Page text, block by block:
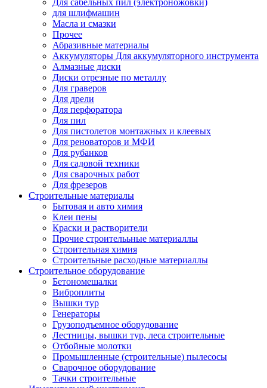
Для сабельных пил (электроножовки)
для шлифмашин
Масла и смазки
Прочее
Абразивные материалы
Аккумуляторы Для аккумуляторного инструмента
Алмазные диски
Диски отрезные по металлу
Для граверов
Для дрели
Для перфоратора
Для пил
Для пистолетов монтажных и клеевых
Для реноваторов и МФИ
Для рубанков
Для садовой техники
Для сварочных работ
Для фрезеров
Строительные материалы
Бытовая и авто химия
Клеи пены
Краски и растворители
Прочие строителььные материаллы
Строительная химия
Строительные расходные материаллы
Строительное оборудование
Бетономешалки
Виброплиты
Вышки тур
Генераторы
Грузоподъемное оборудование
Лестницы, вышки тур, леса строительные
Отбойные молотки
Промышленные (строительные) пылесосы
Сварочное оборудование
Тачки строительные